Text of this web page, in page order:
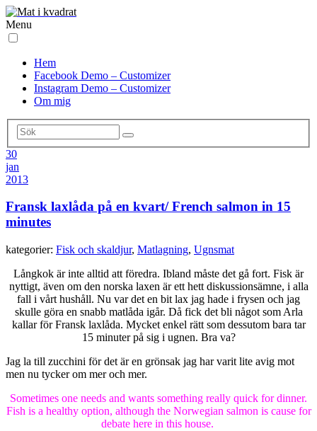
Menu
Hem
Facebook Demo – Customizer
Instagram Demo – Customizer
Om mig
30
jan
2013
Fransk laxlåda på en kvart/ French salmon in 15
minutes
kategorier: Fisk och skaldjur, Matlagning, Ugnsmat
Långkok är inte alltid att föredra. Ibland måste det gå fort. Fisk är
nyttigt, även om den norska laxen är ett hett diskussionsämne, i alla
fall i vårt hushåll. Nu var det en bit lax jag hade i frysen och jag
skulle göra en snabb matlåda igår. Då fick det bli något som Arla
kallar för Fransk laxlåda. Mycket enkel rätt som dessutom bara tar
15 minuter på sig i ugnen. Bra va?
Jag la till zucchini för det är en grönsak jag har varit lite avig mot
men nu tycker om mer och mer.
Sometimes one needs and wants something really quick for dinner.
Fish is a healthy option, although the Norwegian salmon is cause for
debate here in this house.